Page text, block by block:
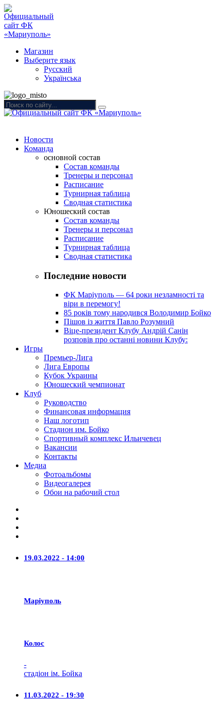
Магазин
Выберите язык
Русский
Українська
Новости
Команда
основной состав
Состав команды
Тренеры и персонал
Расписание
Турнирная таблица
Сводная статистика
Юношеский состав
Состав команды
Тренеры и персонал
Расписание
Турнирная таблица
Сводная статистика
Последние новости
ФК Маріуполь — 64 роки незламності та
віри в перемогу!
85 років тому народився Володимир Бойко
Пішов із життя Павло Розумний
Віце-президент Клубу Андрій Санін
розповів про останні новини Клубу:
Игры
Премьер-Лига
Лига Европы
Кубок Украины
Юношеский чемпионат
Клуб
Руководство
Финансовая информация
Наш логотип
Стадион им. Бойко
Спортивный комплекс Ильичевец
Вакансии
Контакты
Медиа
Фотоальбомы
Видеогалерея
Обои на рабочий стол
19.03.2022 - 14:00
Маріуполь
Колос
-
стадіон ім. Бойка
11.03.2022 - 19:30